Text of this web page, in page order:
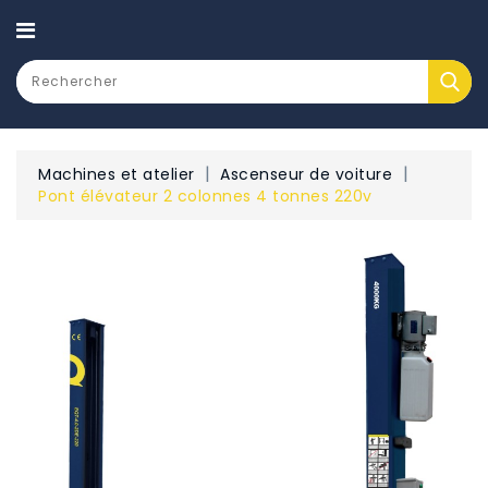
CATEGORY
Machines et atelier
Ascenseur de voiture
Pont élévateur 2 colonnes 4 tonnes 220v